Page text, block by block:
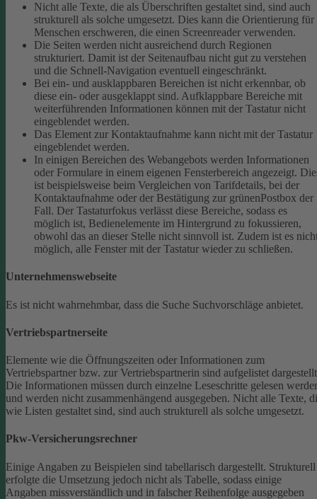
Nicht alle Texte, die als Überschriften gestaltet sind, sind auch
strukturell als solche umgesetzt. Dies kann die Orientierung für
Menschen erschweren, die einen Screenreader verwenden.
Die Seiten werden nicht ausreichend durch Regionen
strukturiert. Damit ist der Seitenaufbau nicht gut zu verstehen
und die Schnell-Navigation eventuell eingeschränkt.
Bei ein- und ausklappbaren Bereichen ist nicht erkennbar, ob
diese ein- oder ausgeklappt sind. Aufklappbare Bereiche mit
weiterführenden Informationen können mit der Tastatur nicht
eingeblendet werden.
Das Element zur Kontaktaufnahme kann nicht mit der Tastatur
eingeblendet werden.
In einigen Bereichen des Webangebots werden Informationen
oder Formulare in einem eigenen Fensterbereich angezeigt.
ist beispielsweise beim Vergleichen von Tarifdetails, bei der
Kontaktaufnahme oder der Bestätigung zur grünenPostbox der
Fall. Der Tastaturfokus verlässt diese Bereiche, sodass es
möglich ist, Bedienelemente im Hintergrund zu fokussieren,
obwohl das an dieser Stelle nicht sinnvoll ist. Zudem ist es
möglich, alle Fenster mit der Tastatur wieder zu schließen.
Unternehmenswebseite
Es ist nicht wahrnehmbar, dass die Suche Suchvorschläge anbietet.
Vertriebspartnerseite
Elemente wie die Öffnungszeiten oder Informationen zum
Vertriebspartner bzw. zur Vertriebspartnerin sind aufgelistet
Die Informationen müssen durch einzelne Leseschritte gelesen
und werden nicht zusammenhängend ausgegeben. Nicht alle Texte,
wie Listen gestaltet sind, sind auch strukturell als solche umgesetzt.
Pkw-Versicherungsrechner
Einige Angaben zu Beispielen sind tabellarisch dargestellt. Strukturell
erfolgte die Umsetzung jedoch nicht als Tabelle, sodass einige
Angaben missverständlich und in falscher Reihenfolge ausgegeben